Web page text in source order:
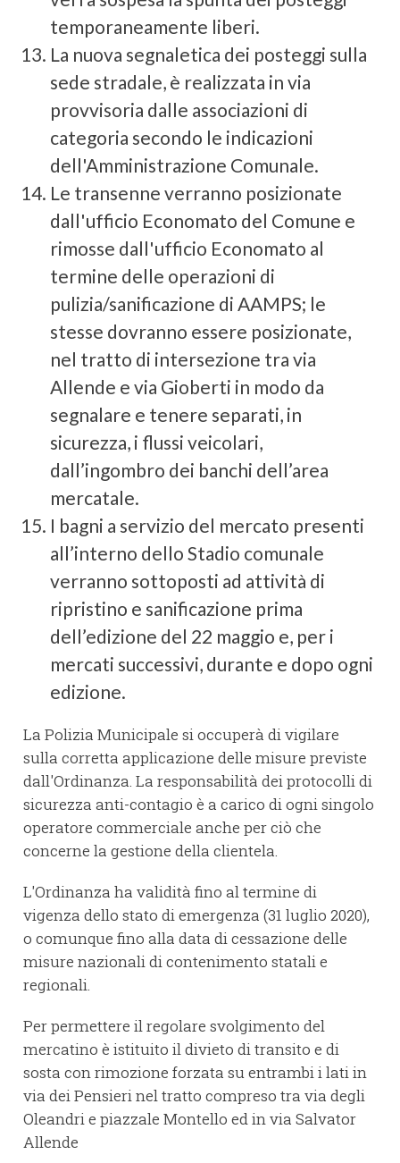
temporaneamente liberi.
La nuova segnaletica dei posteggi sulla
sede stradale, è realizzata in via
provvisoria dalle associazioni di
categoria secondo le indicazioni
dell'Amministrazione Comunale.
Le transenne verranno posizionate
dall'ufficio Economato del Comune e
rimosse dall'ufficio Economato al
termine delle operazioni di
pulizia/sanificazione di AAMPS; le
stesse dovranno essere posizionate,
nel tratto di intersezione tra via
Allende e via Gioberti in modo da
segnalare e tenere separati, in
sicurezza, i flussi veicolari,
dall’ingombro dei banchi dell’area
mercatale.
I bagni a servizio del mercato presenti
all’interno dello Stadio comunale
verranno sottoposti ad attività di
ripristino e sanificazione prima
dell’edizione del 22 maggio e, per i
mercati successivi, durante e dopo ogni
edizione.
La Polizia Municipale si occuperà di vigilare
sulla corretta applicazione delle misure previste
dall'Ordinanza. La responsabilità dei protocolli di
sicurezza anti-contagio è a carico di ogni singolo
operatore commerciale anche per ciò che
concerne la gestione della clientela.
L'Ordinanza ha validità fino al termine di
vigenza dello stato di emergenza (31 luglio 2020),
o comunque fino alla data di cessazione delle
misure nazionali di contenimento statali e
regionali.
Per permettere il regolare svolgimento del
mercatino è istituito il divieto di transito e di
sosta con rimozione forzata su entrambi i lati in
via dei Pensieri nel tratto compreso tra via degli
Oleandri e piazzale Montello ed in via Salvator
Allende